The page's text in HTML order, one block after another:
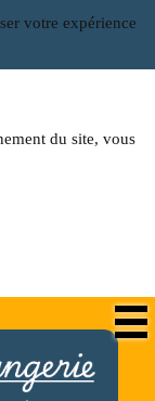
votre expérience
du site, vous